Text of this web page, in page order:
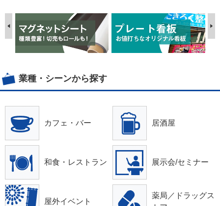
業種・シーンから探す
カフェ・バー 居酒屋
和食・レストラン 展示会/セミナー
屋外イベント
薬局／ドラッグス